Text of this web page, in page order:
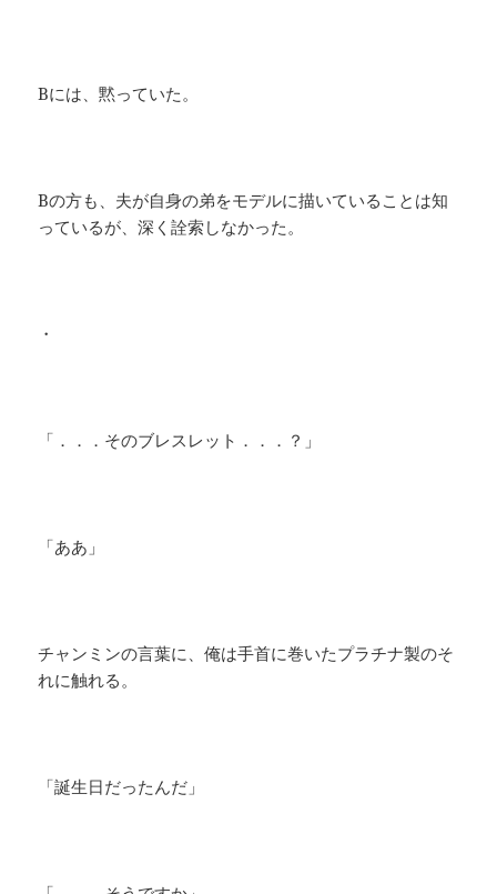
Bには、黙っていた。
Bの方も、夫が自身の弟をモデルに描いていることは知
っているが、深く詮索しなかった。
・
「．．．そのブレスレット．．．？」
「ああ」
チャンミンの言葉に、俺は手首に巻いたプラチナ製のそ
れに触れる。
「誕生日だったんだ」